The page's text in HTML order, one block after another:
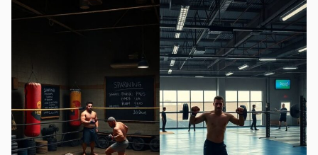
и
лучшие